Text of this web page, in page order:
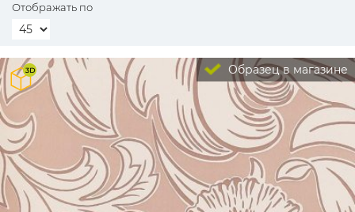
Отображать по
Образец в магазине